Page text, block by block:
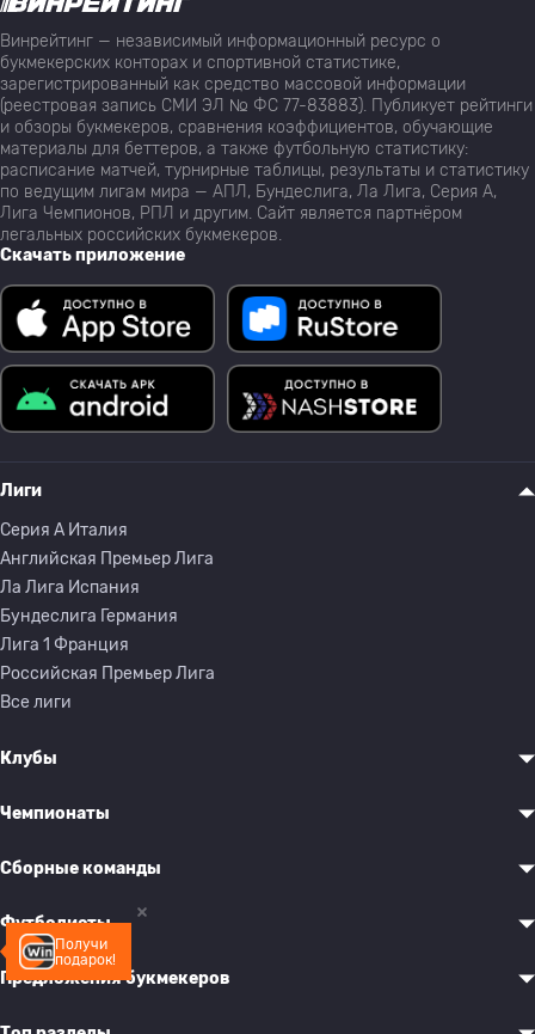
Получи
подарок!
Винрейтинг — независимый информационный ресурс о
букмекерских конторах и спортивной статистике,
зарегистрированный как средство массовой информации
(реестровая запись СМИ ЭЛ № ФС 77-83883). Публикует рейтинги
и обзоры букмекеров, сравнения коэффициентов, обучающие
материалы для беттеров, а также футбольную статистику:
расписание матчей, турнирные таблицы, результаты и статистику
по ведущим лигам мира — АПЛ, Бундеслига, Ла Лига, Серия А,
Лига Чемпионов, РПЛ и другим. Сайт является партнёром
легальных российских букмекеров.
Скачать приложение
Лиги
Серия A Италия
Английская Премьер Лига
Ла Лига Испания
Бундеслига Германия
Лига 1 Франция
Российская Премьер Лига
Все лиги
Клубы
Чемпионаты
Сборные команды
Футболисты
Предложения букмекеров